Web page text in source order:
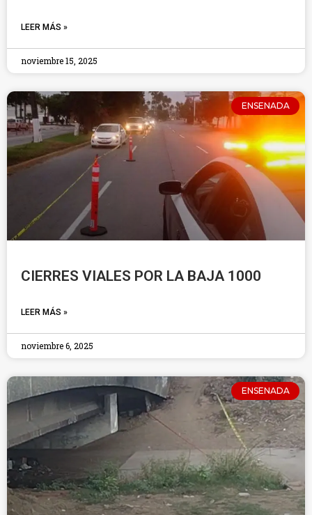
LEER MÁS »
noviembre 15, 2025
ENSENADA
CIERRES VIALES POR LA BAJA 1000
LEER MÁS »
noviembre 6, 2025
ENSENADA